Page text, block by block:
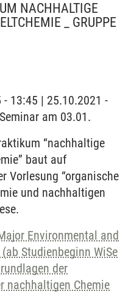
NACHHALTIGE
_ GRUPPE
13:45 | 25.10.2021 -
am 03.01.
“nachhaltige
baut auf
Vorlesung “organische
und nachhaltigen
Environmental and
Studienbeginn WiSe
der
nachhaltigen Chemie